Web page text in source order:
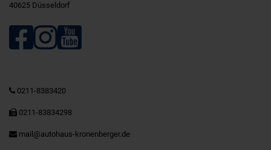
40625 Düsseldorf
0211-8383420
0211-83834298
mail@autohaus-kronenberger.de